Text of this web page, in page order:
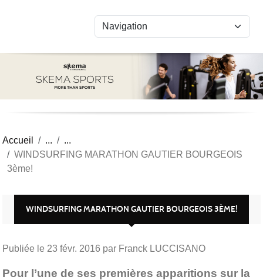
Accueil
WINDSURFING MARATHON GAUTIER BOURGEOIS
3ème!
WINDSURFING MARATHON GAUTIER BOURGEOIS 3ÈME!
Publiée le 23 févr. 2016 par Franck LUCCISANO
Pour l’une de ses premières apparitions sur la